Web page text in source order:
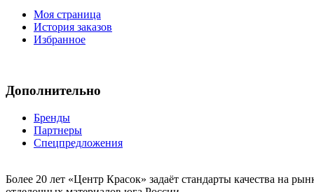
Моя страница
История заказов
Избранное
Дополнительно
Бренды
Партнеры
Спецпредложения
Более 20 лет «Центр Красок» задаёт стандарты качества на